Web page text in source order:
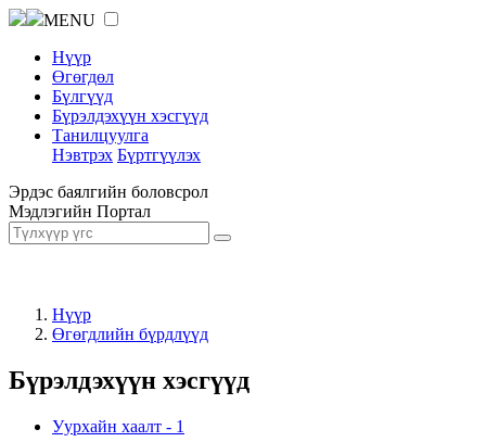
MENU
Нүүр
Өгөгдөл
Бүлгүүд
Бүрэлдэхүүн хэсгүүд
Танилцуулга
Нэвтрэх Бүртгүүлэх
Эрдэс баялгийн боловсрол
Мэдлэгийн Портал
Нүүр
Өгөгдлийн бүрдлүүд
Бүрэлдэхүүн хэсгүүд
Уурхайн хаалт - 1